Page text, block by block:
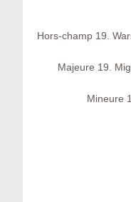
Hors-champ 19.
Majeure 19.
Mineure